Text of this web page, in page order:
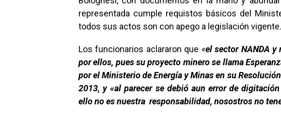
representada cumple requistos básicos del
todos sus actos son con apego a legislación vigente.
Los funcionarios aclararon que «el sector NANDA y
por ellos, pues su proyecto minero se llama
por el Ministerio de Energía y Minas en su
2013, y «al parecer se debió aun error de
ello no es nuestra responsabilidad, nosostros no